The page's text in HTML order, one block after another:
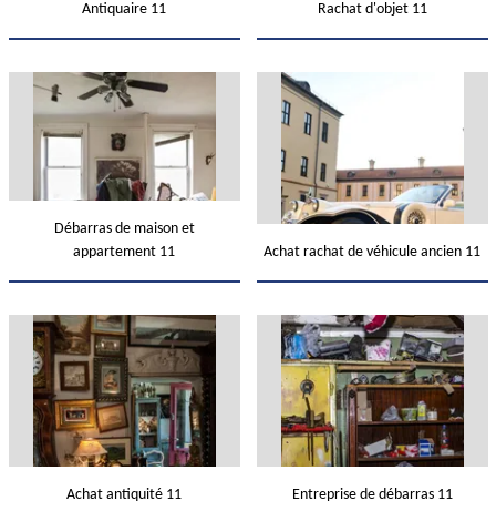
Antiquaire 11 Rachat d'objet 11
Débarras de maison et
appartement 11
Achat rachat de véhicule ancien 11
Achat antiquité 11 Entreprise de débarras 11